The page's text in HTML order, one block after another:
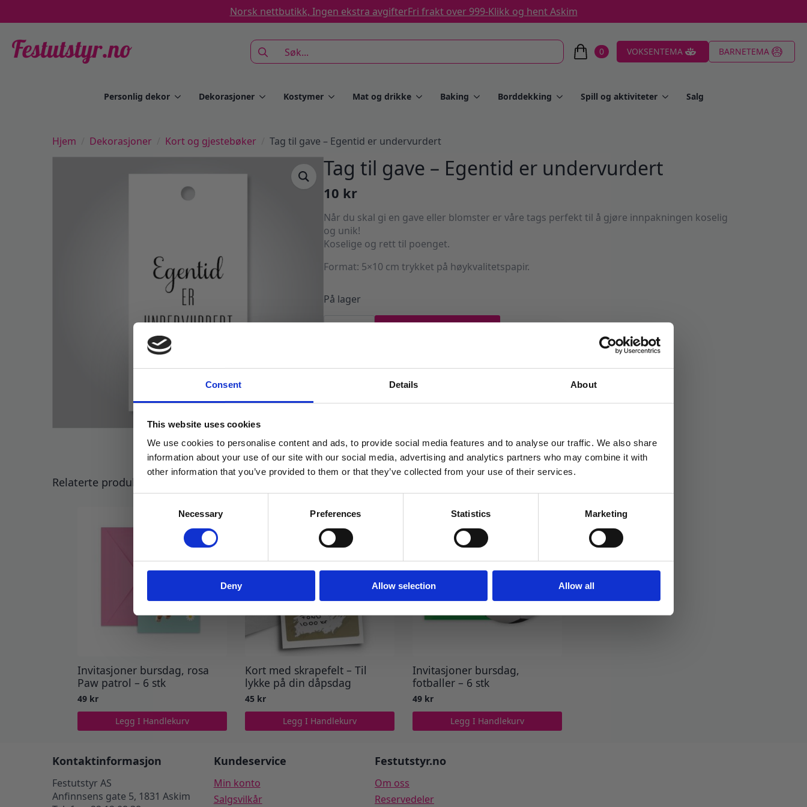
Consent Details About
This website uses cookies
We use cookies to personalise content and ads, to provide social media features and to analyse our traffic. We also share
information about your use of our site with our social media, advertising and analytics partners who may combine it with
other information that you’ve provided to them or that they’ve collected from your use of their services.
Necessary Preferences Statistics Marketing
Deny Allow selection Allow all
Norsk nettbutikk, Ingen ekstra avgifterFri frakt over 999-Klikk og hent Askim
Search
for:
0 VOKSENTEMA BARNETEMA
Personlig dekor Dekorasjoner Kostymer Mat og drikke Baking Borddekking Spill og aktiviteter Salg
Hjem Dekorasjoner Kort og gjestebøker Tag til gave – Egentid er undervurdert
Tag til gave – Egentid er undervurdert
10 kr
Når du skal gi en gave eller blomster er våre tags perfekt til å gjøre innpakningen koselig
og unik!
Koselige og rett til poenget.
Format: 5×10 cm trykket på høykvalitetspapir.
På lager
undervurdert
,Takk
Relaterte produkter
Invitasjoner bursdag, rosa
Paw patrol – 6 stk
49 kr
Legg I Handlekurv
Kort med skrapefelt – Til
lykke på din dåpsdag
45 kr
Legg I Handlekurv
Invitasjoner bursdag,
fotballer – 6 stk
49 kr
Legg I Handlekurv
Kontaktinformasjon
Festutstyr AS
Anfinnsens gate 5, 1831 Askim
Kundeservice
Min konto
Salgsvilkår
Festutstyr.no
Om oss
Reservedeler
få eksklusive tilbud og masse
inspirasjon rett i innboksen
Ja takk! Jeg vil gjerne få brev fra dere!